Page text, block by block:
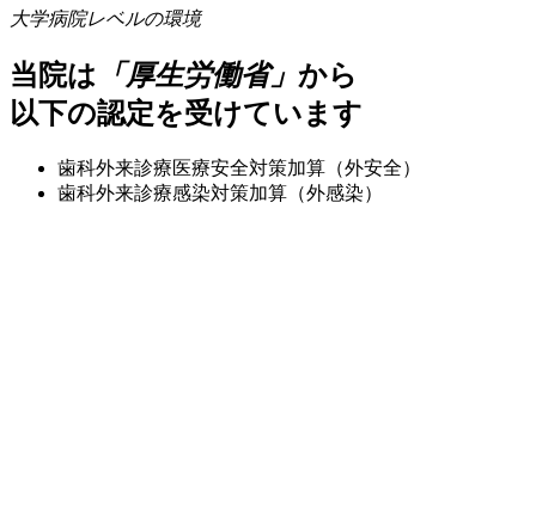
大学病院レベルの環境
当院は 「厚生労働省」 から
以下の認定を受けています
歯科外来診療医療安全対策加算（外安全）
歯科外来診療感染対策加算（外感染）